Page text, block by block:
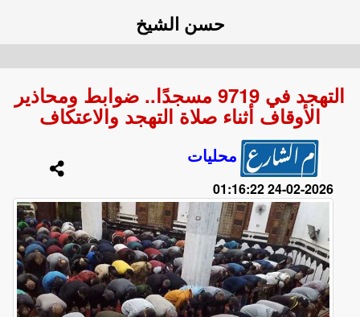
حسن الشيخ
التهجد في 9719 مسجدًا.. ضوابط ومحاذير
الأوقاف أثناء صلاة التهجد والاعتكاف
محليات
2026-02-24 01:16:22